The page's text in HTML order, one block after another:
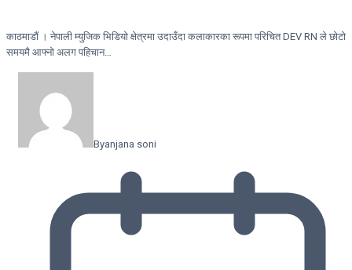
काठमाडौं । नेपाली म्युजिक भिडियो क्षेत्रमा उदाउँदा कलाकारका रूपमा परिचित DEV RN ले छोटो
समयमै आफ्नो अलग पहिचान…
Byanjana soni